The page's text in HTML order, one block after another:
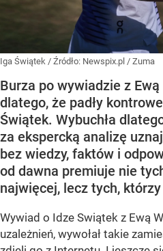
Iga Świątek / Źródło: Newspix.pl / Zuma
Burza po wywiadzie z Ewą
dlatego, że padły
Świątek. Wybuchła
za ekspercką analizę
bez wiedzy, faktów i
od dawna premiuje nie
najwięcej, lecz tych,
Wywiad o Idze Swiątek z Ewą
uzależnień, wywołał takie